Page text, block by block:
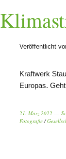
Veröffentlicht
Kraftwerk
Europas.
21. März 2022
Fotografie /